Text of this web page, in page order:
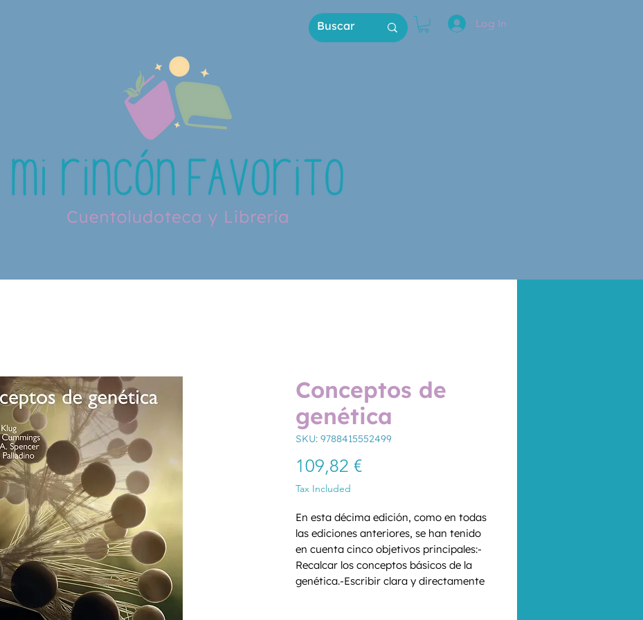
Log In
Conceptos de
genética
SKU: 9788415552499
109,82 €Price
Tax Included
En esta décima edición, como en todas
las ediciones anteriores, se han tenido
en cuenta cinco objetivos principales:-
Recalcar los conceptos básicos de la
genética.-Escribir clara y directamente